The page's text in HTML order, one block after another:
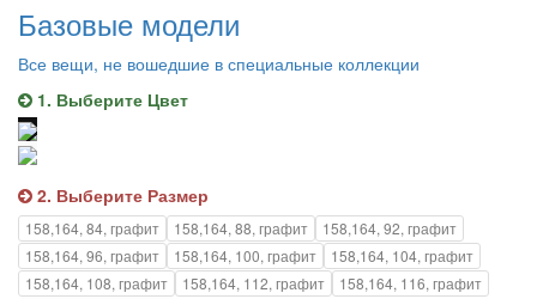
Базовые модели
Все вещи, не вошедшие в специальные коллекции
1. Выберите Цвет
2. Выберите Размер
158,164, 84, графит 158,164, 88, графит
158,164, 92, графит
158,164, 96, графит
158,164, 100, графит
158,164, 104, графит
158,164, 108, графит
158,164, 112, графит
158,164, 116, графит